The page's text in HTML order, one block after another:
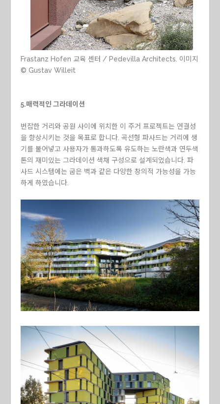
Frastanz Hofen 교육 센터 / Pedevilla Architects. 이미지
© Gustav Willeit
5.매력적인 그라데이션
번잡한 거리와 공원 사이에 위치한 이 주거 프로젝트는 연결성
을 향상시키는 것을 목표로 합니다. 곡선형 파사드는 거리에 생
기를 불어넣고 사용자가 통과하도록 유도하는 노란색과 연두색
톤의 재미있는 그라데이션 색채 구성으로 설계되었습니다. 파
사드 시스템에는 굽은 벽과 같은 다양한 창의적 가능성을 가능
하게 하였습니다.